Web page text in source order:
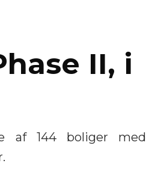
II, i
af 144 boliger